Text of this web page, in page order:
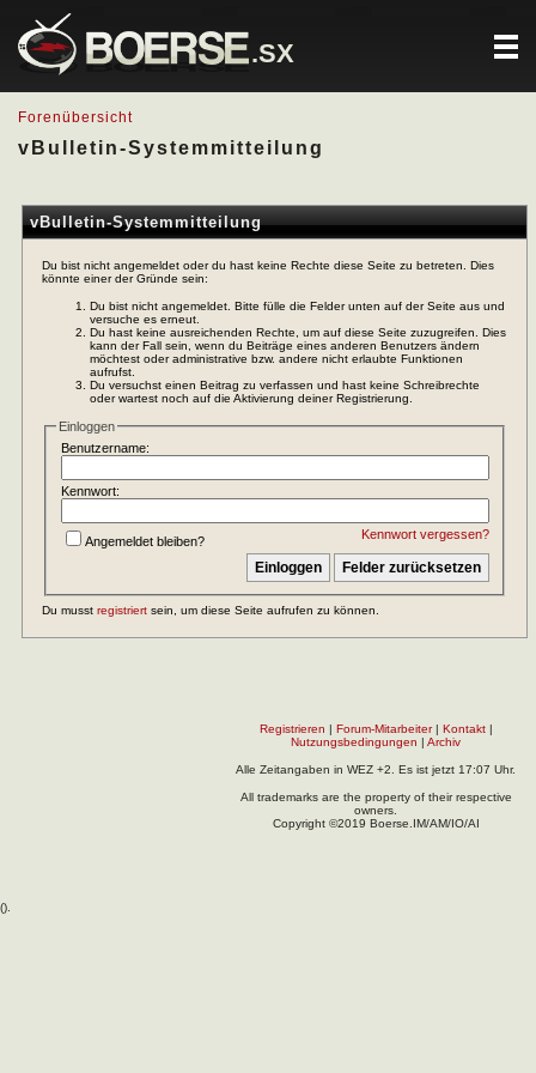
.SX
Forenübersicht
vBulletin-Systemmitteilung
vBulletin-Systemmitteilung
Du bist nicht angemeldet oder du hast keine Rechte diese Seite zu betreten. Dies
könnte einer der Gründe sein:
Du bist nicht angemeldet. Bitte fülle die Felder unten auf der Seite aus und
versuche es erneut.
Du hast keine ausreichenden Rechte, um auf diese Seite zuzugreifen. Dies
kann der Fall sein, wenn du Beiträge eines anderen Benutzers ändern
möchtest oder administrative bzw. andere nicht erlaubte Funktionen
aufrufst.
Du versuchst einen Beitrag zu verfassen und hast keine Schreibrechte
oder wartest noch auf die Aktivierung deiner Registrierung.
Einloggen
Benutzername:
Kennwort:
Kennwort vergessen?
Angemeldet bleiben?
Du musst registriert sein, um diese Seite aufrufen zu können.
Registrieren | Forum-Mitarbeiter| Kontakt|
Nutzungsbedingungen | Archiv
Alle Zeitangaben in WEZ +2. Es ist jetzt 17:07 Uhr.
All trademarks are the property of their respective
owners.
Copyright ©2019 Boerse.IM/AM/IO/AI
().